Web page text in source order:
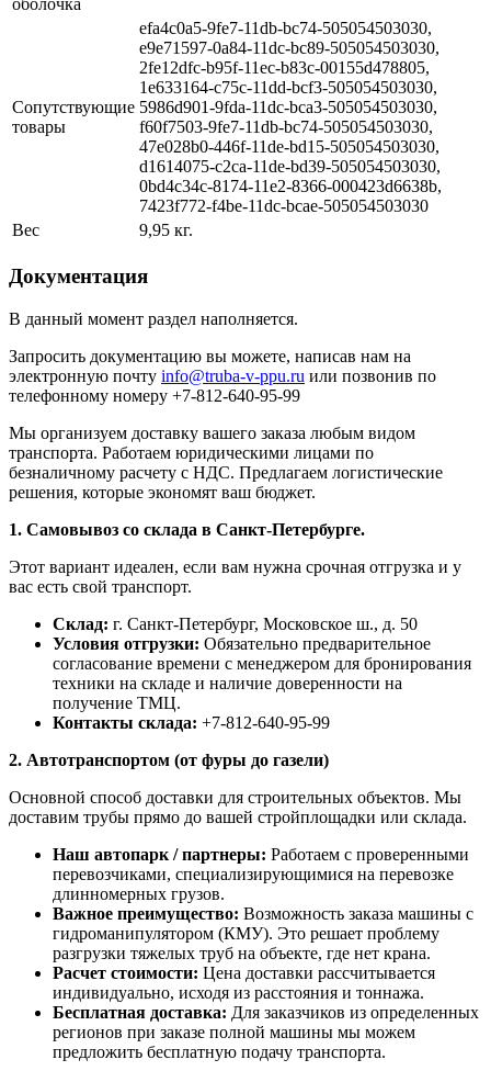
оболочка
Сопутствующие
товары
efa4c0a5-9fe7-11db-bc74-505054503030,
e9e71597-0a84-11dc-bc89-505054503030,
2fe12dfc-b95f-11ec-b83c-00155d478805,
1e633164-c75c-11dd-bcf3-505054503030,
5986d901-9fda-11dc-bca3-505054503030,
f60f7503-9fe7-11db-bc74-505054503030,
47e028b0-446f-11de-bd15-505054503030,
d1614075-c2ca-11de-bd39-505054503030,
0bd4c34c-8174-11e2-8366-000423d6638b,
7423f772-f4be-11dc-bcae-505054503030
Вес
9,95 кг.
Документация
В данный момент раздел наполняется.
Запросить документацию вы можете, написав нам на
электронную почту info@truba-v-ppu.ru или позвонив по
телефонному номеру +7-812-640-95-99
Мы организуем доставку вашего заказа любым видом
транспорта. Работаем юридическими лицами по
безналичному расчету с НДС. Предлагаем логистические
решения, которые экономят ваш бюджет.
1. Самовывоз со склада в Санкт-Петербурге.
Этот вариант идеален, если вам нужна срочная отгрузка и у
вас есть свой транспорт.
Склад: г. Санкт-Петербург, Московское ш., д. 50
Условия отгрузки: Обязательно предварительное
согласование времени с менеджером для бронирования
техники на складе и наличие доверенности на
получение ТМЦ.
Контакты склада: +7-812-640-95-99
2. Автотранспортом (от фуры до газели)
Основной способ доставки для строительных объектов. Мы
доставим трубы прямо до вашей стройплощадки или склада.
Наш автопарк / партнеры: Работаем с проверенными
перевозчиками, специализирующимися на перевозке
длинномерных грузов.
Важное преимущество: Возможность заказа машины с
гидроманипулятором (КМУ). Это решает проблему
разгрузки тяжелых труб на объекте, где нет крана.
Расчет стоимости: Цена доставки рассчитывается
индивидуально, исходя из расстояния и тоннажа.
Бесплатная доставка: Для заказчиков из определенных
регионов при заказе полной машины мы можем
предложить бесплатную подачу транспорта.